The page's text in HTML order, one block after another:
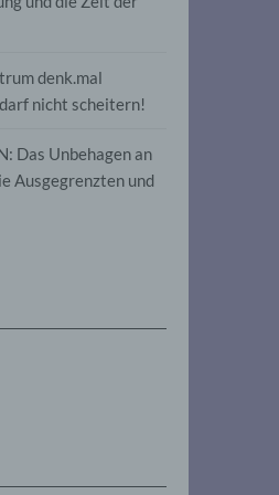
denk.mal
nicht scheitern!
Das Unbehagen an
Ausgegrenzten und